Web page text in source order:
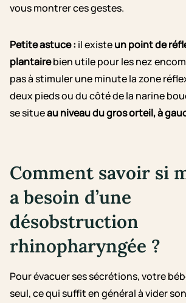
vous montrer ces gestes.
Petite astuce : il existeun point de
plantairebien utile pour les nez
pas à stimuler une minute la zone
deux pieds ou du côté de la narine
se situeau niveau du gros orteil, à
Comment savoir si
a besoin d’une
désobstruction
rhinopharyngée ?
Pour évacuer ses sécrétions, votre
seul, ce qui suffit en général à vider